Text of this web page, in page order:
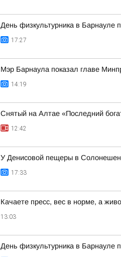
День физкультурника в Барнауле
17:27
Мэр Барнаула показал главе
14:19
Снятый на Алтае «Последний
12:42
У Денисовой пещеры в
17:33
Качаете пресс, вес в норме, а
13:03
День физкультурника в Барнауле